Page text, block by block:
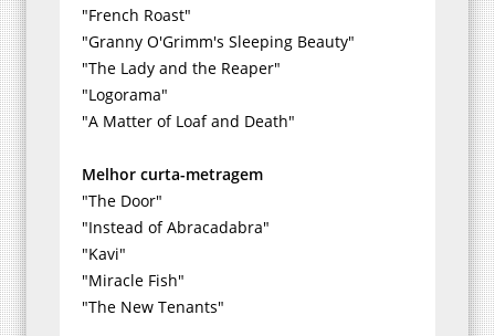
"French Roast"
"Granny O'Grimm's Sleeping Beauty"
"The Lady and the Reaper"
"Logorama"
"A Matter of Loaf and Death"
Melhor curta-metragem
"The Door"
"Instead of Abracadabra"
"Kavi"
"Miracle Fish"
"The New Tenants"